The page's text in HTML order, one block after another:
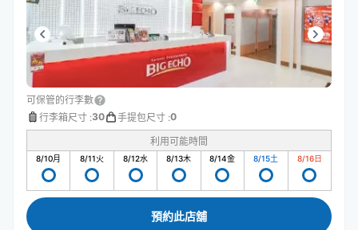
可保管的行李數
行李箱尺寸 :30 手提包尺寸 :0
利用可能時間
8/10月 8/11火 8/12水 8/13木 8/14金 8/15土 8/16日
預約此店舖